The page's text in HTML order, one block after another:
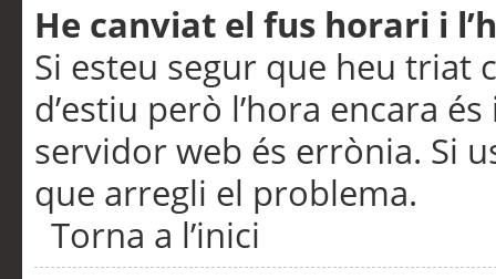
He canviat el fus horari i
Si esteu segur que heu triat
d’estiu però l’hora encara
servidor web és errònia. Si
que arregli el problema.
Torna a l’inici